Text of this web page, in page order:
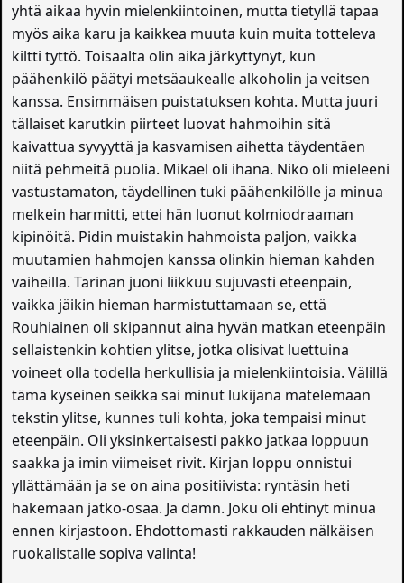
yhtä aikaa hyvin mielenkiintoinen, mutta tietyllä tapaa
myös aika karu ja kaikkea muuta kuin muita totteleva
kiltti tyttö. Toisaalta olin aika järkyttynyt, kun
päähenkilö päätyi metsäaukealle alkoholin ja veitsen
kanssa. Ensimmäisen puistatuksen kohta. Mutta juuri
tällaiset karutkin piirteet luovat hahmoihin sitä
kaivattua syvyyttä ja kasvamisen aihetta täydentäen
niitä pehmeitä puolia. Mikael oli ihana. Niko oli mieleeni
vastustamaton, täydellinen tuki päähenkilölle ja minua
melkein harmitti, ettei hän luonut kolmiodraaman
kipinöitä. Pidin muistakin hahmoista paljon, vaikka
muutamien hahmojen kanssa olinkin hieman kahden
vaiheilla. Tarinan juoni liikkuu sujuvasti eteenpäin,
vaikka jäikin hieman harmistuttamaan se, että
Rouhiainen oli skipannut aina hyvän matkan eteenpäin
sellaistenkin kohtien ylitse, jotka olisivat luettuina
voineet olla todella herkullisia ja mielenkiintoisia. Välillä
tämä kyseinen seikka sai minut lukijana matelemaan
tekstin ylitse, kunnes tuli kohta, joka tempaisi minut
eteenpäin. Oli yksinkertaisesti pakko jatkaa loppuun
saakka ja imin viimeiset rivit. Kirjan loppu onnistui
yllättämään ja se on aina positiivista: ryntäsin heti
hakemaan jatko-osaa. Ja damn. Joku oli ehtinyt minua
ennen kirjastoon. Ehdottomasti rakkauden nälkäisen
ruokalistalle sopiva valinta!